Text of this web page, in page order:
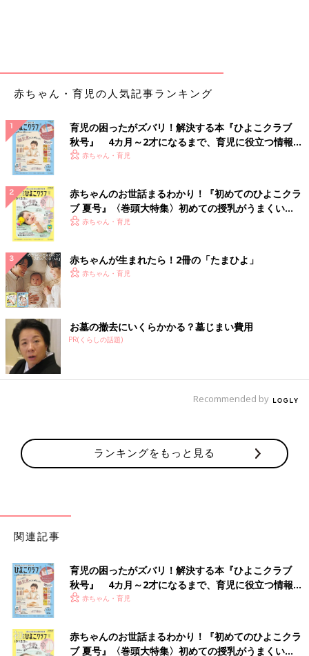
きたか、まだよくわかっていない状態で。だけど、次の診察まで
に「3つ子だったらどうする？」という話は何度も夫婦間でしま
――そのあとすぐに3つ子だと確定したのですか？
佳奈 はい。翌週の妊娠6週の超音波検査で3つの心拍を確認し、
た！」と。不妊治療の先生はとても現実的な方で「3つ子を育て
ていくのは本当に大変だから、よくパパや家族と相談して考え
て」と言われて。だから、喜ぶよりも考えさせられた感じでした
ね。
――多胎だと減胎手術（子宮内の
められることもあると聞きます。
佳奈 私も1つの選択肢として医師から提案されました。ただ、
不妊治療をしていた間、本当につらかったし、せっかく3人が来
てくれたのに、減らすのってどうなのかと…。そんなふうに思っ
たんです。もちろん、それは1つの選択肢で否定するわけではな
いですし、それぞれの家族の選択があると思うのですが…。
夫からも「（減らす）選択はしないでしょ、佳奈は3人産むつも
りでしょう」と言われて。そうだなと。そのまま3つ子の妊娠を
初期はつわり、後期は息苦しさや肋骨の痛みに悩ま
赤ちゃん・育児の人気記事ランキング
育児の困ったがズバリ！解決する本『ひよこクラブ
秋号』 4カ月～2才になるまで、育児に役立つ情報が
いっぱい！
赤ちゃん・育児
赤ちゃんのお世話まるわかり！『初めてのひよこクラ
ブ 夏号』〈巻頭大特集〉初めての授乳がうまくい
く！ おっぱい・ミルクの基本と夏のトラブル 解決テ
赤ちゃん・育児
赤ちゃんが生まれたら！2冊の「たまひよ」
赤ちゃん・育児
お墓の撤去にいくらかかる？墓じまい費用
PR(くらしの話題)
Recommended by
ランキングをもっと見る
関連記事
育児の困ったがズバリ！解決する本『ひよこクラブ
秋号』 4カ月～2才になるまで、育児に役立つ情報が
いっぱい！
赤ちゃん・育児
赤ちゃんのお世話まるわかり！『初めてのひよこクラ
ブ 夏号』〈巻頭大特集〉初めての授乳がうまくい